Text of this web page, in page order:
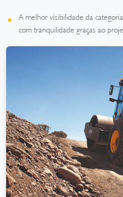
A melhor visibilidade da
com tranquilidade graças ao